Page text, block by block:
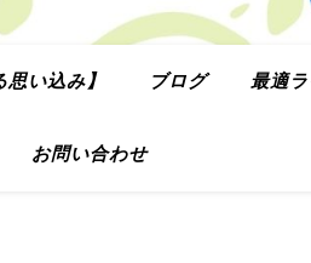
思い込み】 ブログ 最適
お問い合わせ